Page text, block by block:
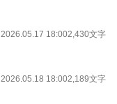
2026.05.17 18:002,430文字
2026.05.18 18:002,189文字